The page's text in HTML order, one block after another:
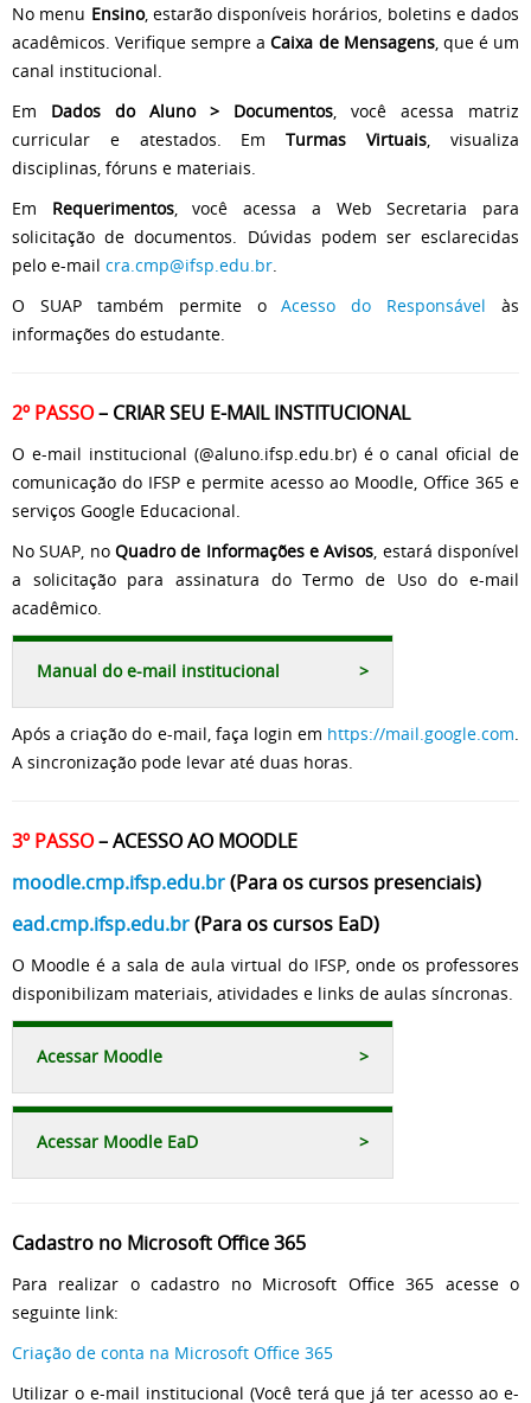
No menu Ensino, estarão disponíveis horários, boletins e dados
acadêmicos. Verifique sempre aCaixa de Mensagens, que é um
canal institucional.
Em Dados do Aluno > Documentos, você acessa matriz
curricular e atestados. EmTurmas Virtuais, visualiza
disciplinas, fóruns e materiais.
Em Requerimentos, você acessa a Web Secretaria para
solicitação de documentos. Dúvidas podem ser esclarecidas
pelo e-mail cra.cmp@ifsp.edu.br.
O SUAP também permite oAcesso do Responsável às
informações do estudante.
2º PASSO– CRIAR SEU E-MAIL INSTITUCIONAL
O e-mail institucional (@aluno.ifsp.edu.br) é o canal oficial de
comunicação do IFSP e permite acesso ao Moodle, Office 365 e
serviços Google Educacional.
No SUAP, no Quadro de Informações e Avisos, estará disponível
a solicitação para assinatura do Termo de Uso do e-mail
acadêmico.
Manual do e-mail institucional >
Após a criação do e-mail, faça login em https://mail.google.com.
A sincronização pode levar até duas horas.
3º PASSO– ACESSO AO MOODLE
moodle.cmp.ifsp.edu.br(Para os cursos presenciais)
ead.cmp.ifsp.edu.br(Para os cursos EaD)
O Moodle é a sala de aula virtual do IFSP, onde os professores
disponibilizam materiais, atividades e links de aulas síncronas.
Acessar Moodle >
Acessar Moodle EaD >
Cadastro no Microsoft Office 365
Para realizar o cadastro no Microsoft Office 365 acesse o
seguinte link:
Criação de conta na Microsoft Office 365
Utilizar o e-mail institucional (Você terá que já ter acesso ao e-